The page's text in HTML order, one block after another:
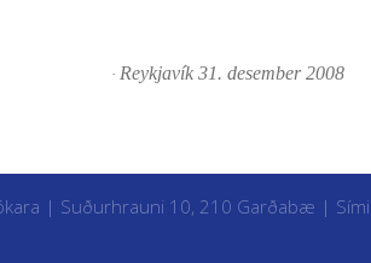
· Reykjavík 31. desember 2008
| Suðurhrauni 10, 210 Garðabæ |